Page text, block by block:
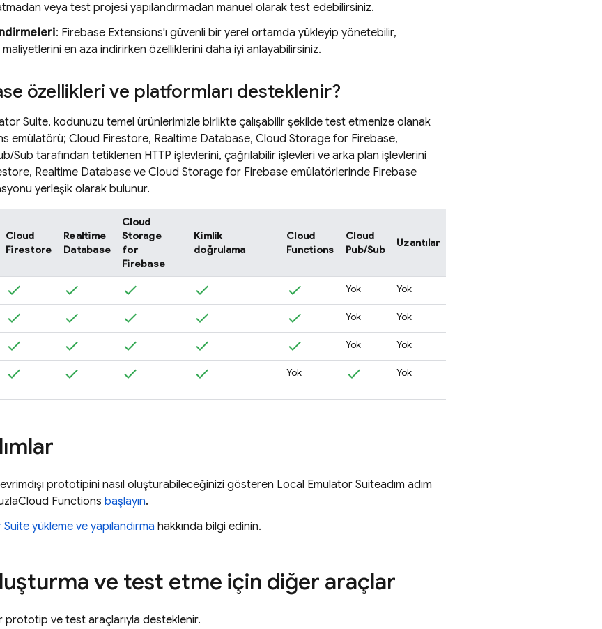
veya test projesi yapılandırmadan manuel olarak test edebilirsiniz.
: Firebase Extensions'ı güvenli bir yerel ortamda yükleyip yönetebilir,
en aza indirirken özelliklerini daha iyi anlayabilirsiniz.
özellikleri ve platformları desteklenir?
Suite, kodunuzu temel ürünlerimizle birlikte çalışabilir şekilde test etmenize olanak
emülatörü; Cloud Firestore, Realtime Database, Cloud Storage for Firebase,
Sub tarafından tetiklenen HTTP işlevlerini, çağrılabilir işlevleri ve arka plan işlevlerini
, Realtime Database ve Cloud Storage for Firebase emülatörlerinde Firebase
yerleşik olarak bulunur.
Cloud
Firestore
Realtime
Database
Cloud
Storage
for
Firebase
Kimlik
doğrulama
Cloud
Functions
Cloud
Pub/Sub
Uzantılar
Yok Yok
Yok Yok
Yok Yok
Yok Yok
prototipini nasıl oluşturabileceğinizi gösteren Local Emulator Suiteadım adım
Cloud Functions başlayın.
Suiteyükleme ve yapılandırma hakkında bilgi edinin.
ve test etme için diğer araçlar
prototip ve test araçlarıyla desteklenir.